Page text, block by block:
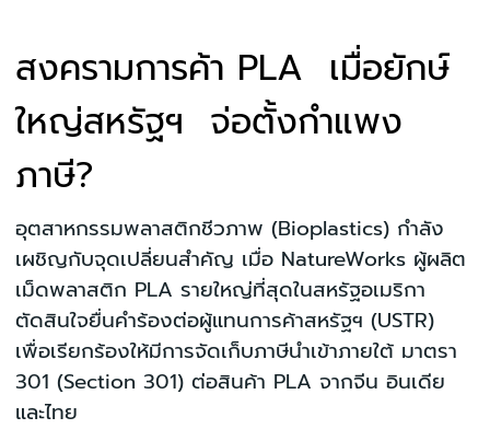
สงครามการค้า PLA เมื่อยักษ์
ใหญ่สหรัฐฯ จ่อตั้งกำแพง
ภาษี?
อุตสาหกรรมพลาสติกชีวภาพ (Bioplastics) กำลัง
เผชิญกับจุดเปลี่ยนสำคัญ เมื่อ NatureWorks ผู้ผลิต
เม็ดพลาสติก PLA รายใหญ่ที่สุดในสหรัฐอเมริกา
ตัดสินใจยื่นคำร้องต่อผู้แทนการค้าสหรัฐฯ (USTR)
เพื่อเรียกร้องให้มีการจัดเก็บภาษีนำเข้าภายใต้ มาตรา
301 (Section 301) ต่อสินค้า PLA จากจีน อินเดีย
และไทย